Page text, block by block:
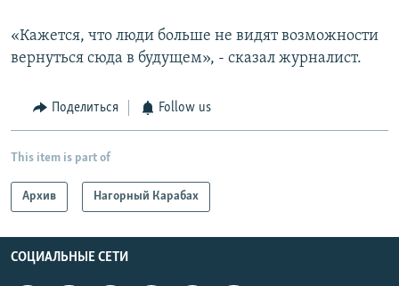
«Кажется, что люди больше не видят возможности
вернуться сюда в будущем», - сказал журналист.
Поделиться Follow us
This item is part of
Архив Нагорный Карабах
СОЦИАЛЬНЫЕ СЕТИ